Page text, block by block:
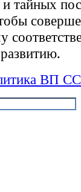
тайных
ВП